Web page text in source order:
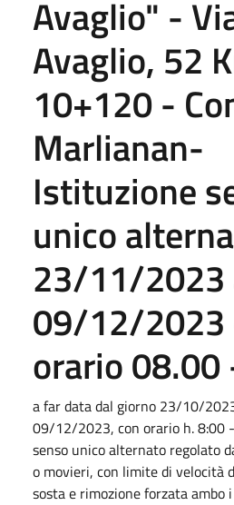
Avaglio" -
Avaglio, 52
10+120 -
Marlianan-
Istituzione
unico
23/11/2023
09/12/2023
orario
a far data dal giorno 23/10/
09/12/2023, con orario h. 8:00
senso unico alternato regolato
o movieri, con limite di velocità
sosta e rimozione forzata ambo